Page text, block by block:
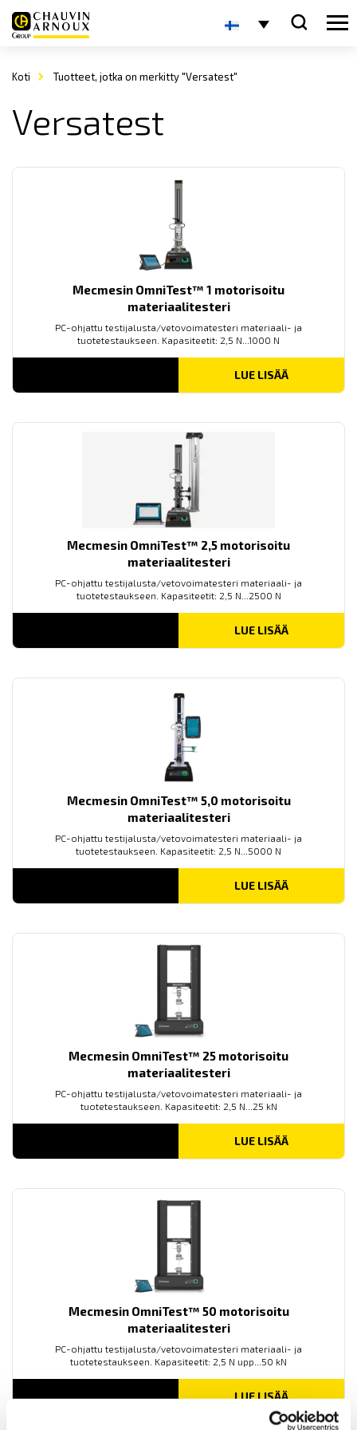
Koti Tuotteet, jotka on merkitty "Versatest"
Versatest
Mecmesin OmniTest™ 1 motorisoitu
materiaalitesteri
PC-ohjattu testijalusta/vetovoimatesteri materiaali- ja
tuotetestaukseen. Kapasiteetit: 2,5 N...1000 N
LUE LISÄÄ
Mecmesin OmniTest™ 2,5 motorisoitu
materiaalitesteri
PC-ohjattu testijalusta/vetovoimatesteri materiaali- ja
tuotetestaukseen. Kapasiteetit: 2,5 N...2500 N
LUE LISÄÄ
Mecmesin OmniTest™ 5,0 motorisoitu
materiaalitesteri
PC-ohjattu testijalusta/vetovoimatesteri materiaali- ja
tuotetestaukseen. Kapasiteetit: 2,5 N...5000 N
LUE LISÄÄ
Mecmesin OmniTest™ 25 motorisoitu
materiaalitesteri
PC-ohjattu testijalusta/vetovoimatesteri materiaali- ja
tuotetestaukseen. Kapasiteetit: 2,5 N...25 kN
LUE LISÄÄ
Mecmesin OmniTest™ 50 motorisoitu
materiaalitesteri
PC-ohjattu testijalusta/vetovoimatesteri materiaali- ja
tuotetestaukseen. Kapasiteetit: 2,5 N upp...50 kN
LUE LISÄÄ